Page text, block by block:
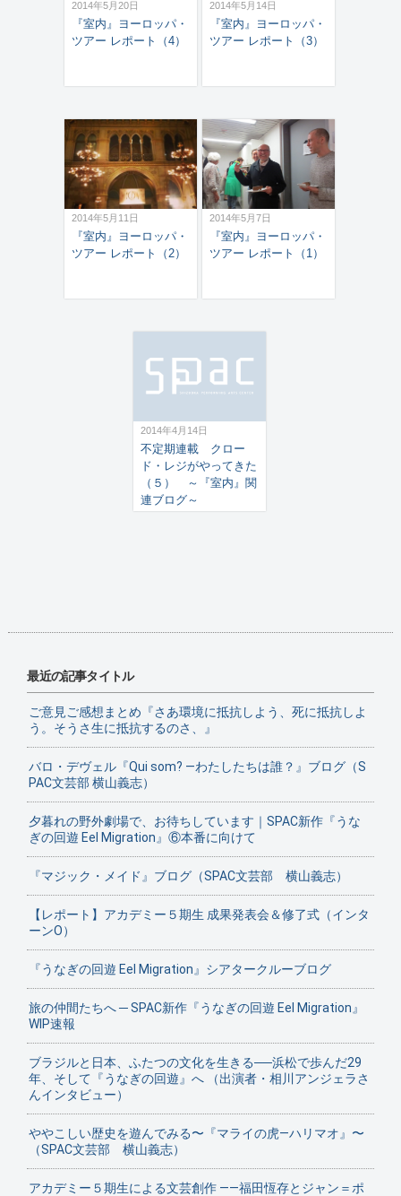
2014年5月20日
『室内』ヨーロッパ・
ツアー レポート（4）
2014年5月14日
『室内』ヨーロッパ・
ツアー レポート（3）
2014年5月11日
『室内』ヨーロッパ・
ツアー レポート（2）
2014年5月7日
『室内』ヨーロッパ・
ツアー レポート（1）
2014年4月14日
不定期連載 クロー
ド・レジがやってきた
（５） ～『室内』関
連ブログ～
最近の記事タイトル
ご意見ご感想まとめ『さあ環境に抵抗しよう、死に抵抗しよ
う。そうさ生に抵抗するのさ、』
バロ・デヴェル『Qui som? ―わたしたちは誰？』ブログ（S
PAC文芸部 横山義志）
夕暮れの野外劇場で、お待ちしています｜SPAC新作『うな
ぎの回遊 Eel Migration』⑥本番に向けて
『マジック・メイド』ブログ（SPAC文芸部 横山義志）
【レポート】アカデミー５期生 成果発表会＆修了式（インタ
ーンO）
『うなぎの回遊 Eel Migration』シアタークルーブログ
旅の仲間たちへ ─ SPAC新作『うなぎの回遊 Eel Migration』
WIP速報
ブラジルと日本、ふたつの文化を生きる──浜松で歩んだ29
年、そして『うなぎの回遊』へ （出演者・相川アンジェラさ
んインタビュー）
ややこしい歴史を遊んでみる〜『マライの虎—ハリマオ』〜
（SPAC文芸部 横山義志）
アカデミー５期生による文芸創作 ——福田恆存とジャン＝ポ